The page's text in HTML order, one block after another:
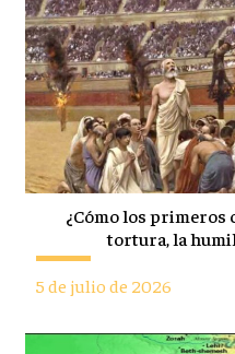
¿Cómo los
tortura, la
5 de julio de 2026